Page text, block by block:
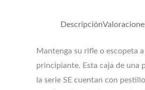
Descripción
Mantenga su rifle o escopeta
principiante. Esta caja de una
la serie SE cuentan con